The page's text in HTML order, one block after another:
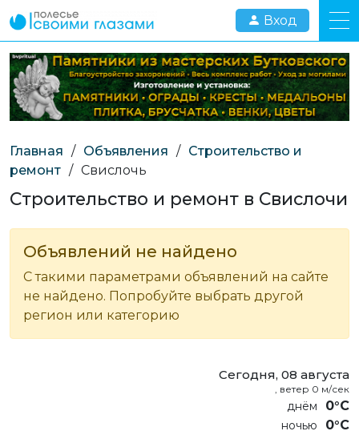
Вход
Главная / Объявления / Строительство и
ремонт / Свислочь
Строительство и ремонт в Свислочи
Объявлений не найдено
С такими параметрами объявлений на сайте
не найдено. Попробуйте выбрать другой
регион или категорию
Сегодня, 08 августа
, ветер 0 м/сек
0°C
0°C